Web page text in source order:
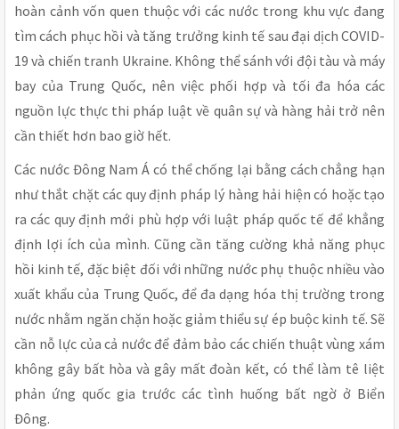
hoàn cảnh vốn quen thuộc với các nước trong khu vực đang
tìm cách phục hồi và tăng trưởng kinh tế sau đại dịch COVID-
19 và chiến tranh Ukraine. Không thể sánh với đội tàu và máy
bay của Trung Quốc, nên việc phối hợp và tối đa hóa các
nguồn lực thực thi pháp luật về quân sự và hàng hải trở nên
cần thiết hơn bao giờ hết.
Các nước Đông Nam Á có thể chống lại bằng cách chẳng hạn
như thắt chặt các quy định pháp lý hàng hải hiện có hoặc tạo
ra các quy định mới phù hợp với luật pháp quốc tế để khẳng
định lợi ích của mình. Cũng cần tăng cường khả năng phục
hồi kinh tế, đặc biệt đối với những nước phụ thuộc nhiều vào
xuất khẩu của Trung Quốc, để đa dạng hóa thị trường trong
nước nhằm ngăn chặn hoặc giảm thiểu sự ép buộc kinh tế. Sẽ
cần nỗ lực của cả nước để đảm bảo các chiến thuật vùng xám
không gây bất hòa và gây mất đoàn kết, có thể làm tê liệt
phản ứng quốc gia trước các tình huống bất ngờ ở Biển
Đông.